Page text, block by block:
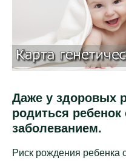
Даже у здоровых
родиться
заболеванием.
Риск рождения ребенка